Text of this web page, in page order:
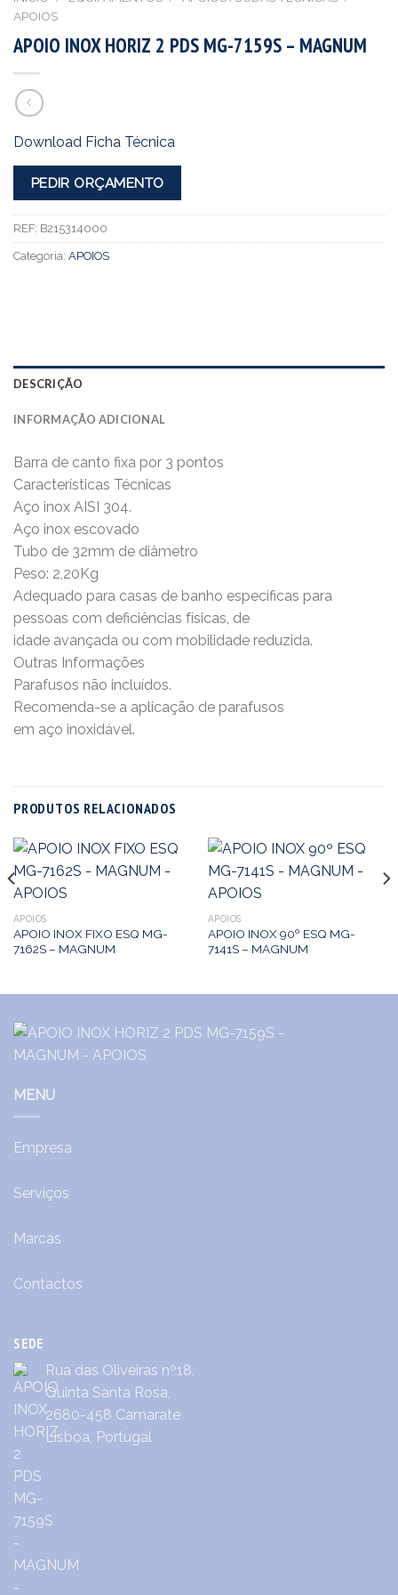
APOIOS
APOIO INOX HORIZ 2 PDS MG-7159S – MAGNUM
Download Ficha Técnica
PEDIR ORÇAMENTO
REF: B215314000
Categoria: APOIOS
DESCRIÇÃO
INFORMAÇÃO ADICIONAL
Barra de canto fixa por 3 pontos
Características Técnicas
Aço inox AISI 304.
Aço inox escovado
Tubo de 32mm de diâmetro
Peso: 2,20Kg
Adequado para casas de banho específicas para
pessoas com deficiências físicas, de
idade avançada ou com mobilidade reduzida.
Outras Informações
Parafusos não incluídos.
Recomenda-se a aplicação de parafusos
em aço inoxidável.
PRODUTOS RELACIONADOS
APOIOS
APOIO INOX FIXO ESQ MG-
7162S – MAGNUM
APOIOS
APOIO INOX 90º ESQ MG-
7141S – MAGNUM
MENU
Empresa
Serviços
Marcas
Contactos
SEDE
Rua das Oliveiras nº18,
Quinta Santa Rosa,
2680-458 Camarate
Lisboa, Portugal